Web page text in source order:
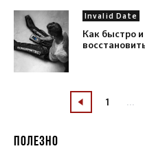
Invalid Date
Как быстро
1 ...
ПОЛЕЗНО